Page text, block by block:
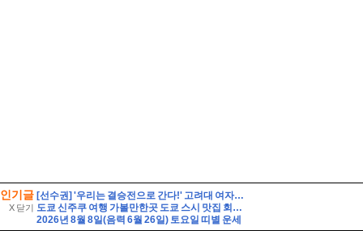
인기글
X 닫기
[선수권] '우리는 결승전으로 간다!' 고려대 여자축구부, 위덕대에 2-0 승리.
도쿄 신주쿠 여행 가볼만한곳 도쿄 스시 맛집 회전초밥 쿠라스시 예약
2026년 8월 8일(음력 6월 26일) 토요일 띠별 운세